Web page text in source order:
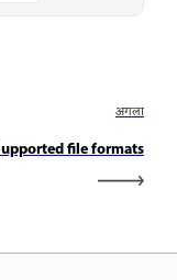
अगला
file formats